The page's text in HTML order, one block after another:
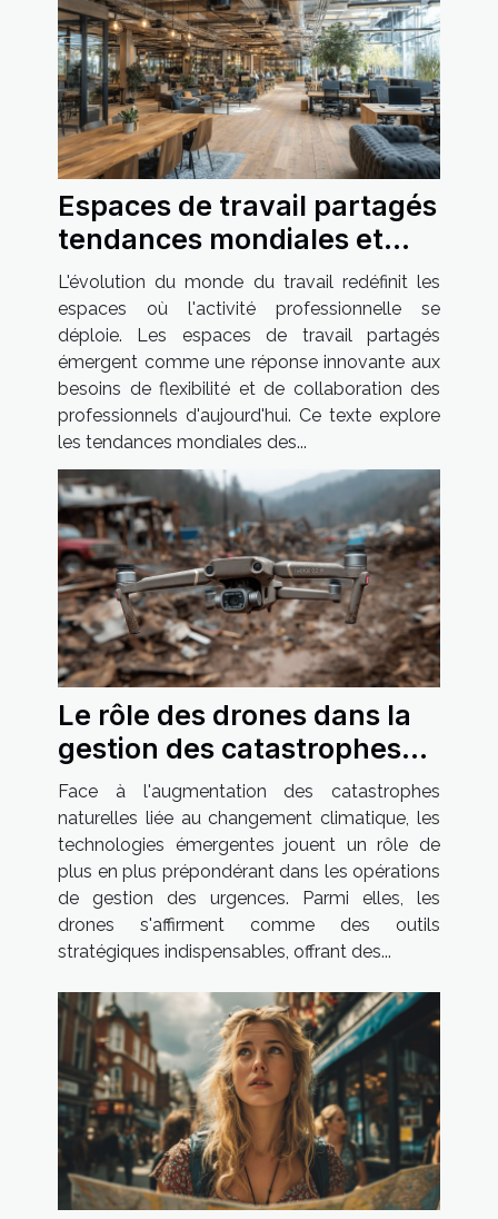
Espaces de travail partagés
tendances mondiales et
leur impact sur l'économie
locale
L'évolution du monde du travail redéfinit les
espaces où l'activité professionnelle se
déploie. Les espaces de travail partagés
émergent comme une réponse innovante aux
besoins de flexibilité et de collaboration des
professionnels d'aujourd'hui. Ce texte explore
les tendances mondiales des...
Le rôle des drones dans la
gestion des catastrophes
naturelles
Face à l'augmentation des catastrophes
naturelles liée au changement climatique, les
technologies émergentes jouent un rôle de
plus en plus prépondérant dans les opérations
de gestion des urgences. Parmi elles, les
drones s'affirment comme des outils
stratégiques indispensables, offrant des...